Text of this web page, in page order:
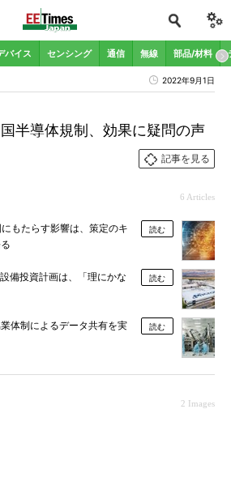
バイス センシング 通信 無線 部品/材料
2022年9月1日
半導体規制、効果に疑問の声
記事を見る
6 Articles
もたらす影響は、策定のキ
読む
備投資計画は、「理にかな
読む
体制によるデータ共有を実
読む
2 Images